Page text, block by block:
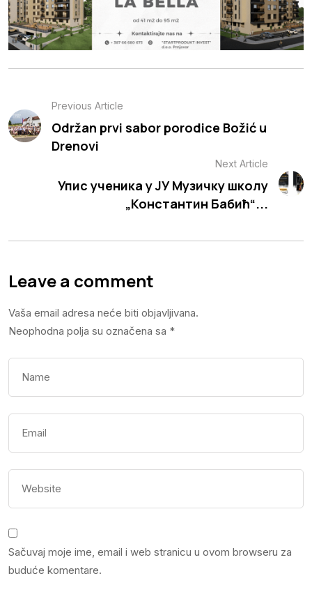
Previous Article
Održan prvi sabor porodice Božić u
Drenovi
Next Article
Упис ученика у ЈУ Музичку школу
„Константин Бабић“...
Leave a comment
Vaša email adresa neće biti objavljivana.
Neophodna polja su označena sa *
Sačuvaj moje ime, email i web stranicu u ovom browseru za
buduće komentare.